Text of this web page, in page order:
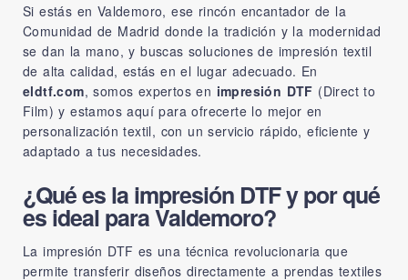
Si estás en Valdemoro, ese rincón encantador de la
Comunidad de Madrid donde la tradición y la modernidad
se dan la mano, y buscas soluciones de impresión textil
de alta calidad, estás en el lugar adecuado. En
eldtf.com, somos expertos en impresión DTF (Direct to
Film) y estamos aquí para ofrecerte lo mejor en
personalización textil, con un servicio rápido, eficiente y
adaptado a tus necesidades.
¿Qué es la impresión DTF y por qué
es ideal para Valdemoro?
La impresión DTF es una técnica revolucionaria que
permite transferir diseños directamente a prendas textiles